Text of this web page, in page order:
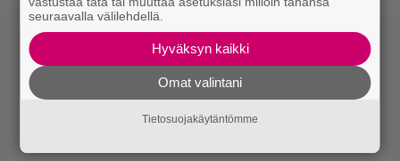
seuraavalla välilehdellä.
Hyväksyn kaikki
Omat valintani
Tietosuojakäytäntömme